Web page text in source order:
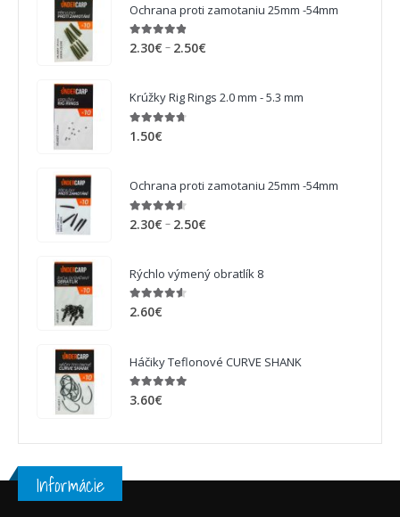
Ochrana proti zamotaniu 25mm -54mm
4.75out of 5
2.30€ – 2.50€
Krúžky Rig Rings 2.0 mm - 5.3 mm
4.63out of 5
1.50€
Ochrana proti zamotaniu 25mm -54mm
4.50out of 5
2.30€ – 2.50€
Rýchlo výmený obratlík 8
4.50out of 5
2.60€
Háčiky Teflonové CURVE SHANK
4.88out of 5
3.60€
Informácie